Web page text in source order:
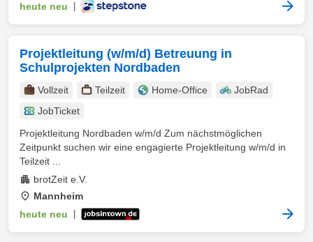
heute neu
Projektleitung (w/m/d) Betreuung in
Schulprojekten Nordbaden
Vollzeit Teilzeit Home-Office
JobRad
JobTicket
Projektleitung Nordbaden w/m/d Zum nächstmöglichen
Zeitpunkt suchen wir eine engagierte Projektleitung w/m/d in
Teilzeit ...
brotZeit e.V.
Mannheim
heute neu